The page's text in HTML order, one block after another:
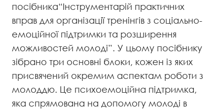
посібника“Інструментарій практичних
вправ для організації тренінгів з соціально-
емоційної підтримки та розширення
можливостей молоді”. У цьому посібнику
зібрано три основні блоки, кожен із яких
присвячений окремим аспектам роботи з
молоддю. Це психоемоційна підтримка,
яка спрямована на допомогу молоді в